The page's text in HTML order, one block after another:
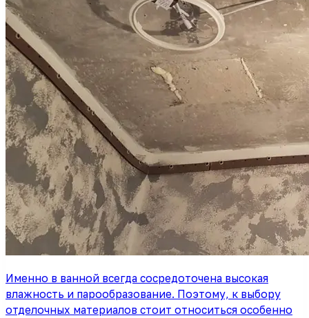
Именно в ванной всегда сосредоточена высокая
влажность и парообразование. Поэтому, к выбору
отделочных материалов стоит относиться особенно